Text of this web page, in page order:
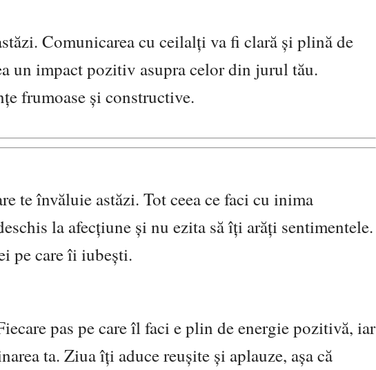
Comunicarea cu ceilalți va fi clară și plină de
un impact pozitiv asupra celor din jurul tău.
frumoase și constructive.
te învăluie astăzi. Tot ceea ce faci cu inima
la afecțiune și nu ezita să îți arăți sentimentele.
pe care îi iubești.
pas pe care îl faci e plin de energie pozitivă, iar
ta. Ziua îți aduce reușite și aplauze, așa că